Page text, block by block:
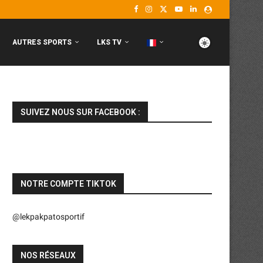
AUTRES SPORTS LKS TV
SUIVEZ NOUS SUR FACEBOOK :
NOTRE COMPTE TIKTOK
@lekpakpatosportif
NOS RÉSEAUX